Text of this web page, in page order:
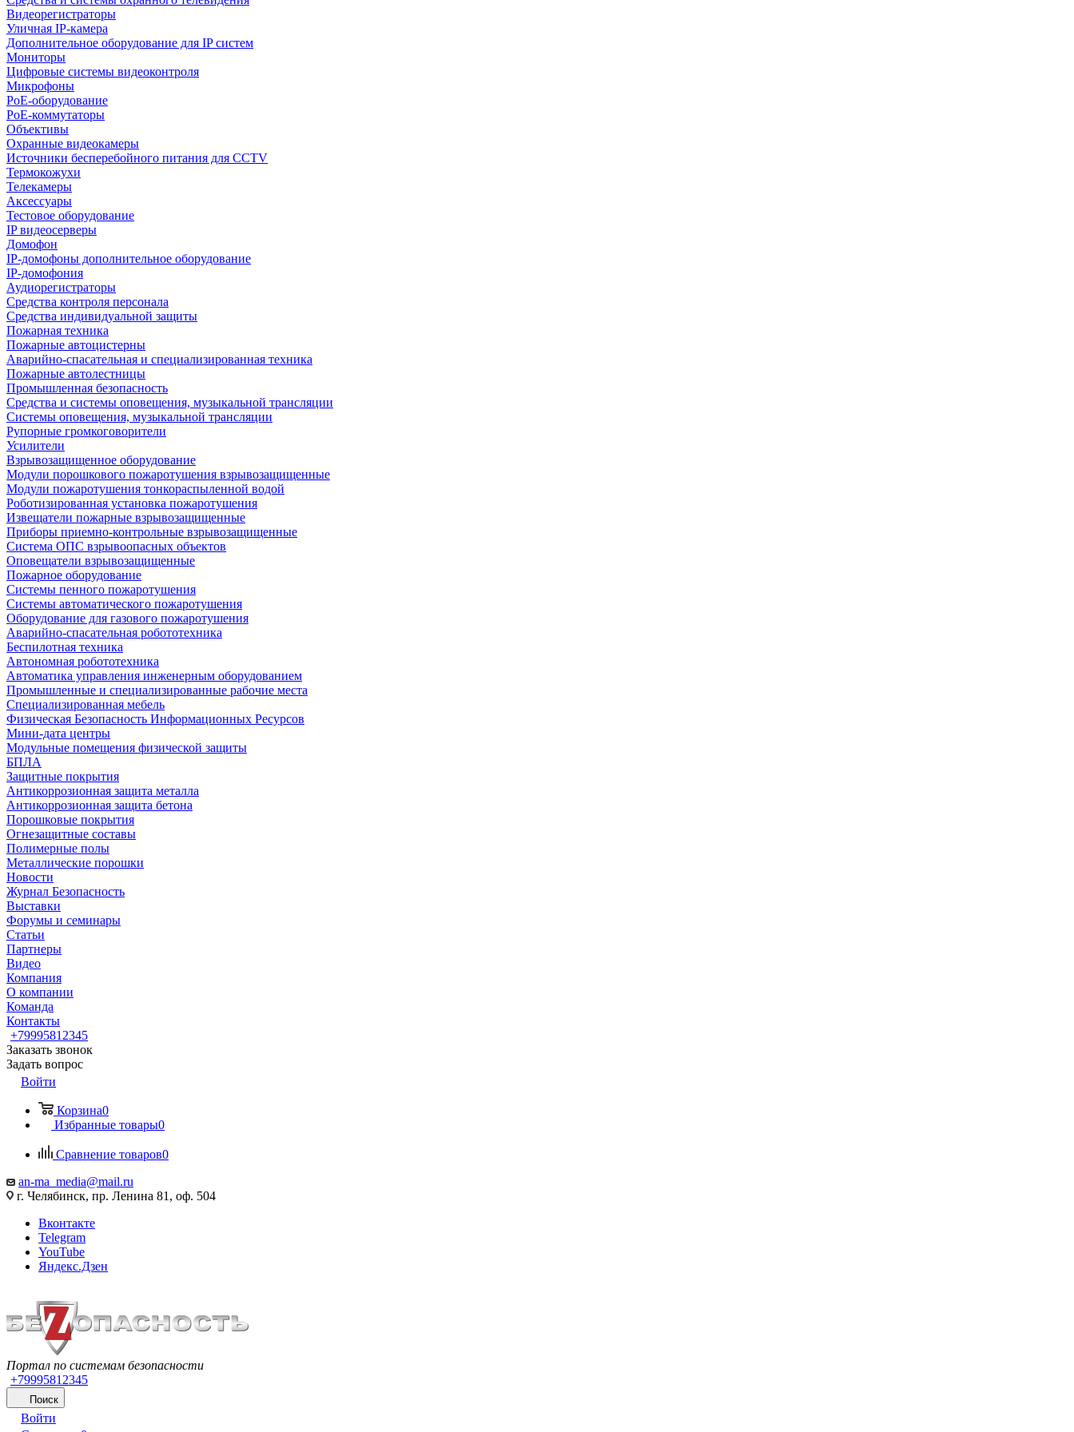
Видеорегистраторы
Уличная IP-камера
Дополнительное оборудование для IP систем
Мониторы
Цифровые системы видеоконтроля
Микрофоны
PoE-оборудование
PoE-коммутаторы
Объективы
Охранные видеокамеры
Источники бесперебойного питания для CCTV
Термокожухи
Телекамеры
Аксессуары
Тестовое оборудование
IP видеосерверы
Домофон
IP-домофоны дополнительное оборудование
IP-домофония
Аудиорегистраторы
Средства контроля персонала
Средства индивидуальной защиты
Пожарная техника
Пожарные автоцистерны
Аварийно-спасательная и специализированная техника
Пожарные автолестницы
Промышленная безопасность
Средства и системы оповещения, музыкальной трансляции
Системы оповещения, музыкальной трансляции
Рупорные громкоговорители
Усилители
Взрывозащищенное оборудование
Модули порошкового пожаротушения взрывозащищенные
Модули пожаротушения тонкораспыленной водой
Роботизированная установка пожаротушения
Извещатели пожарные взрывозащищенные
Приборы приемно-контрольные взрывозащищенные
Система ОПС взрывоопасных объектов
Оповещатели взрывозащищенные
Пожарное оборудование
Системы пенного пожаротушения
Системы автоматического пожаротушения
Оборудование для газового пожаротушения
Аварийно-спасательная робототехника
Беспилотная техника
Автономная робототехника
Автоматика управления инженерным оборудованием
Промышленные и специализированные рабочие места
Специализированная мебель
Физическая Безопасность Информационных Ресурсов
Мини-дата центры
Модульные помещения физической защиты
БПЛА
Защитные покрытия
Антикоррозионная защита металла
Антикоррозионная защита бетона
Порошковые покрытия
Огнезащитные составы
Полимерные полы
Металлические порошки
Новости
Журнал Безопасность
Выставки
Форумы и семинары
Статьи
Партнеры
Видео
Компания
О компании
Команда
Контакты
+79995812345
Заказать звонок
Задать вопрос
Войти
Корзина0
Избранные товары0
Сравнение товаров0
an-ma_media@mail.ru
г. Челябинск, пр. Ленина 81, оф. 504
Вконтакте
Telegram
YouTube
Яндекс.Дзен
Портал по системам безопасности
+79995812345
Поиск
Войти